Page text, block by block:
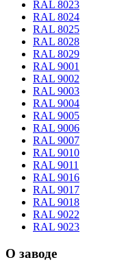
RAL 8023
RAL 8024
RAL 8025
RAL 8028
RAL 8029
RAL 9001
RAL 9002
RAL 9003
RAL 9004
RAL 9005
RAL 9006
RAL 9007
RAL 9010
RAL 9011
RAL 9016
RAL 9017
RAL 9018
RAL 9022
RAL 9023
О заводе